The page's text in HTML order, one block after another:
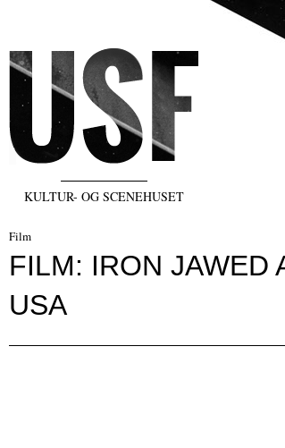
KULTUR- OG SCENEHUSET
Film
FILM: IRON JAWED
USA